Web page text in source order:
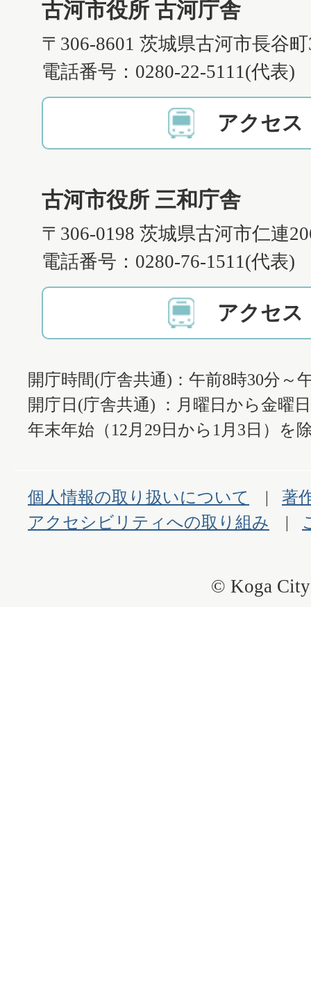
古河市役所 古河庁舎
〒306-8601 茨城県古河市長谷
電話番号：0280-22-5111(代表)
アクセス
古河市役所 三和庁舎
〒306-0198 茨城県古河市仁連
電話番号：0280-76-1511(代表)
アクセス
開庁時間(庁舎共通)：午前8時30分～
開庁日(庁舎共通) ：月曜日から金曜
年末年始（12月29日から1月3日）を
個人情報の取り扱いについて
著
アクセシビリティへの取り組み
© Koga City